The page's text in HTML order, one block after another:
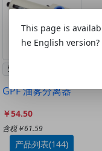
亚德客AirTAC
GPF 油雾分离器
￥54.50
含税￥61.59
产品列表(144)
This page is
he English version?